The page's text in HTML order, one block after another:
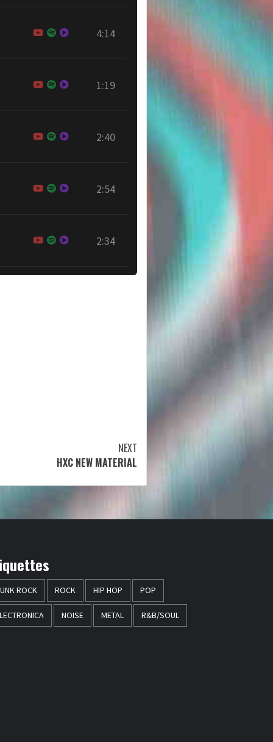
4:14
1:19
2:40
2:54
2:34
NEXT
HXC NEW MATERIAL
ROCK ROCK HIP HOP POP
NOISE METAL R&B/SOUL